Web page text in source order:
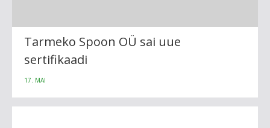
Tarmeko Spoon OÜ sai uue
sertifikaadi
17. MAI